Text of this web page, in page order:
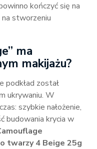
kończyć się na
stworzeniu
ma
makijażu?
podkład został
ukrywaniu. W
szybkie nałożenie,
budowania krycia w
twarzy 4 Beige 25g